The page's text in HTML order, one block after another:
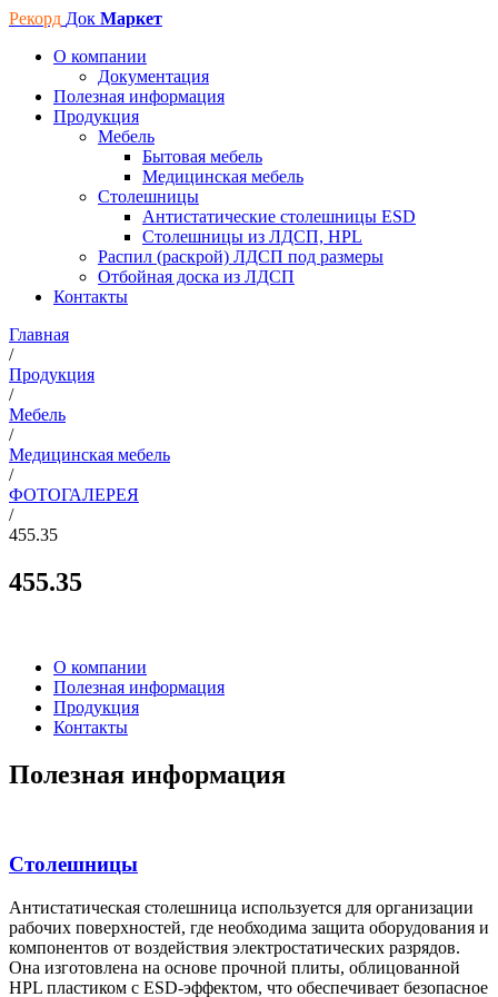
Рекорд Док Маркет
О компании
Документация
Полезная информация
Продукция
Мебель
Бытовая мебель
Медицинская мебель
Столешницы
Антистатические столешницы ESD
Столешницы из ЛДСП, HPL
Распил (раскрой) ЛДСП под размеры
Отбойная доска из ЛДСП
Контакты
Главная
/
Продукция
/
Мебель
/
Медицинская мебель
/
ФОТОГАЛЕРЕЯ
/
455.35
455.35
О компании
Полезная информация
Продукция
Контакты
Полезная информация
Столешницы
Антистатическая столешница используется для организации
рабочих поверхностей, где необходима защита оборудования и
компонентов от воздействия электростатических разрядов.
Она изготовлена на основе прочной плиты, облицованной
HPL пластиком с ESD-эффектом, что обеспечивает безопасное